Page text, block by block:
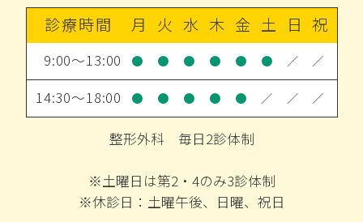
診療時間 月 火 水 木 金 土 日 祝
9:00～13:00 ● ● ● ● ● ● ／ ／
14:30～18:00 ● ● ● ● ● ／ ／ ／
整形外科 毎日2診体制
※土曜日は第2・4のみ3診体制
※休診日：土曜午後、日曜、祝日